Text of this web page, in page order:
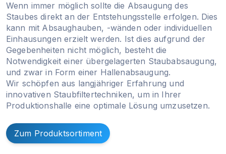
Wenn immer möglich sollte die Absaugung des
Staubes direkt an der Entstehungsstelle erfolgen. Dies
kann mit Absaughauben, -wänden oder individuellen
Einhausungen erzielt werden. Ist dies aufgrund der
Gegebenheiten nicht möglich, besteht die
Notwendigkeit einer übergelagerten Staubabsaugung,
und zwar in Form einer Hallenabsaugung.
Wir schöpfen aus langjähriger Erfahrung und
innovativen Staubfiltertechniken, um in Ihrer
Produktionshalle eine optimale Lösung umzusetzen.
Zum Produktsortiment